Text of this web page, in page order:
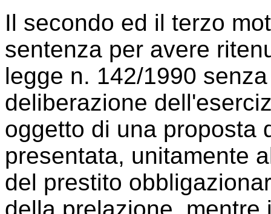
Il secondo ed il terzo
sentenza per avere
legge n. 142/1990
deliberazione
oggetto di una proposta
presentata, unitamente
del prestito